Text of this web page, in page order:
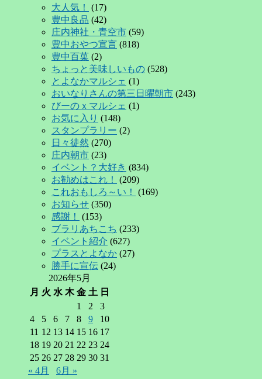
大人気！
(17)
豊中良品 (42)
庄内神社・青空市 (59)
豊中おやつ宣言 (818)
豊中百菓 (2)
ちょっと美味しいもの (528)
とよなかマルシェ (1)
おいなりさんの第三日曜朝市 (243)
びーのｘマルシェ (1)
お気に入り (148)
スタンプラリー (2)
日々徒然 (270)
庄内朝市 (23)
イベント？大好き (834)
お勧めはこれ！
(209)
これおもしろ～い！
(169)
お知らせ (350)
感謝！
(153)
ブラリあちこち (233)
イベント紹介 (627)
プラスとよなか (27)
勝手に宣伝 (24)
2026年5月
月 火 水 木 金 土 日
1
2
3
4
5 6 7 8 9
10
11 12 13 14 15 16 17
18 19 20 21 22 23 24
25 26 27 28 29 30 31
« 4月
6月 »